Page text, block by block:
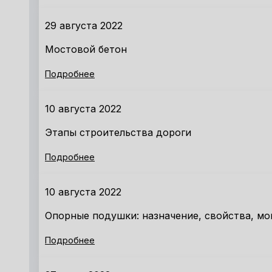
29 августа 2022
Мостовой бетон
Подробнее
10 августа 2022
Этапы строительства дороги
Подробнее
10 августа 2022
Опорные подушки: назначение, свойства,
Подробнее